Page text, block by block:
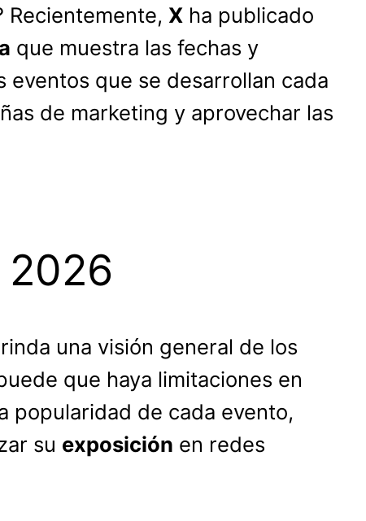
Recientemente, X ha publicado
que muestra las fechas y
eventos que se desarrollan cada
de marketing y aprovechar las
2026
una visión general de los
que haya limitaciones en
popularidad de cada evento,
su exposición en redes